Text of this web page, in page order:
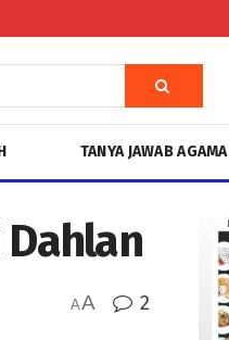
TANYA JAWAB AGAMA
AA 2